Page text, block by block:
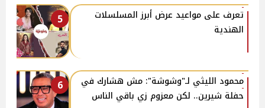
5
تعرف على مواعيد عرض أبرز المسلسلات
الهندية
6
محمود الليثي لـ"وشوشة": مش هشارك في
حفلة شيرين.. لكن معزوم زي باقي الناس